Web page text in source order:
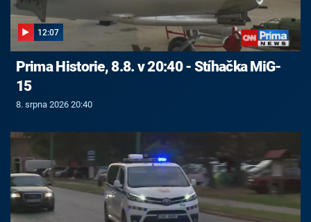
12:07
Prima Historie, 8.8. v 20:40 - Stíhačka MiG-
15
8. srpna 2026 20:40